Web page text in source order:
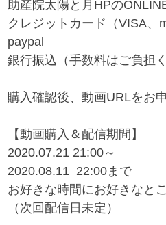
助産院太陽と月HPの
クレジットカード（VISA、
paypal﻿
銀行振込（手数料はご負担
購入確認後、動画URLをお
【動画購入＆配信期間】﻿
2020.07.21 21:00～﻿
2020.08.11  22:00まで﻿
お好きな時間にお好きなと
（次回配信日未定）﻿